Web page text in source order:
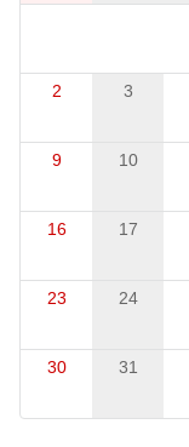
2 3
9 10
16 17
23 24
30 31